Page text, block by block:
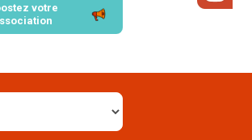
votre